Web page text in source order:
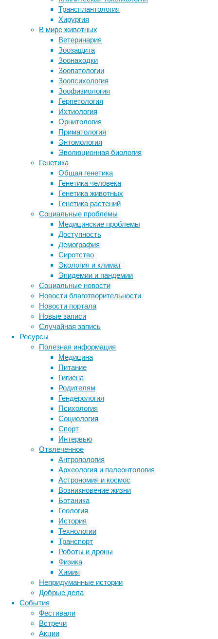
Трансплантология
Хирургия
В мире животных
Ветеринария
Зоозащита
Зоонаходки
Зоопатологии
Зоопсихология
Зоофизиология
Герпетология
Ихтиология
Орнитология
Приматология
Энтомология
Эволюционная биология
Генетика
Общая генетика
Генетика человека
Генетика животных
Генетика растений
Социальные проблемы
Медицинские проблемы
Доступность
Демография
Сиротство
Экология и климат
Эпидемии и пандемии
Социальные новости
Новости благотворительности
Новости портала
Новые записи
Случайная запись
Ресурсы
Полезная информация
Медицина
Питание
Гигиена
Родителям
Гендерология
Психология
Социология
Спорт
Интервью
Отвлеченное
Антропология
Археология и палеонтология
Астрономия и космос
Возникновение жизни
Ботаника
Геология
История
Технологии
Транспорт
Роботы и дроны
Физика
Химия
Непридуманные истории
Добрые дела
События
Фестивали
Встречи
Акции
23:56
20/07/2023
зоология,
климат,
орнитология,
экология
Одно
общепринятых
правил
биологии
том,
размер
тела
животных
зависит
изменения
температуры,
работает
всегда.
Ученые
обнаружили,
некоторым
видам
птиц
иногда
проще
изменить
отдельные
части
тела
например,
клюв.
Известно,
что
теплом
климате
крупным
животным
выгоднее
стать
меньше,
поскольку
более
высокое
отношение
площади
экстази?
У иммунных клеток нашли механизм
теломерного донорства
Спилить дерево по закону:
требования и нормы
Танцы замедлили прогрессирование
болезни Паркинсона
Следите за новостями
Метки
ДНК бактерии
биотехнология
генетика дети
здоровье знания иммунитет
инструменты и методы
исследования
лекарства медицина
мозг наука неврология
нейробиология
нейрофизиология
палеонтология
поведение
сон
физиология
эмоции